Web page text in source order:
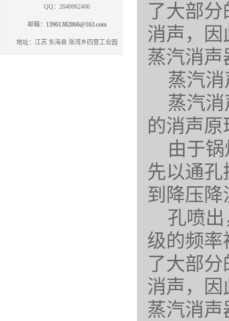
QQ：2640062406
邮箱： 13961382866@163.com
地址：江苏 东海县 张湾乡四营工业园
了大部
消声，因
蒸汽消
蒸汽消
蒸汽消
的消声
由于锅
先以通
到降压
孔喷出
级的频
了大部
消声，因
蒸汽消声